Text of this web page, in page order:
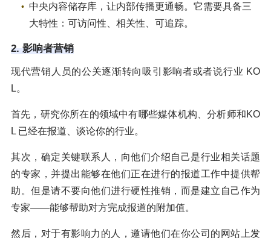
中央内容储存库，让内部传播更通畅。它需要具备三
大特性：可访问性、相关性、可追踪。
2. 影响者营销
现代营销人员的公关逐渐转向吸引影响者或者说行业 KO
L。
首先，研究你所在的领域中有哪些媒体机构、分析师和KO
L 已经在报道、谈论你的行业。
其次，确定关键联系人，向他们介绍自己是行业相关话题
的专家，并提出能够在他们正在进行的报道工作中提供帮
助。但是请不要向他们进行硬性推销，而是建立自己作为
专家——能够帮助对方完成报道的附加值。
然后，对于有影响力的人，邀请他们在你公司的网站上发